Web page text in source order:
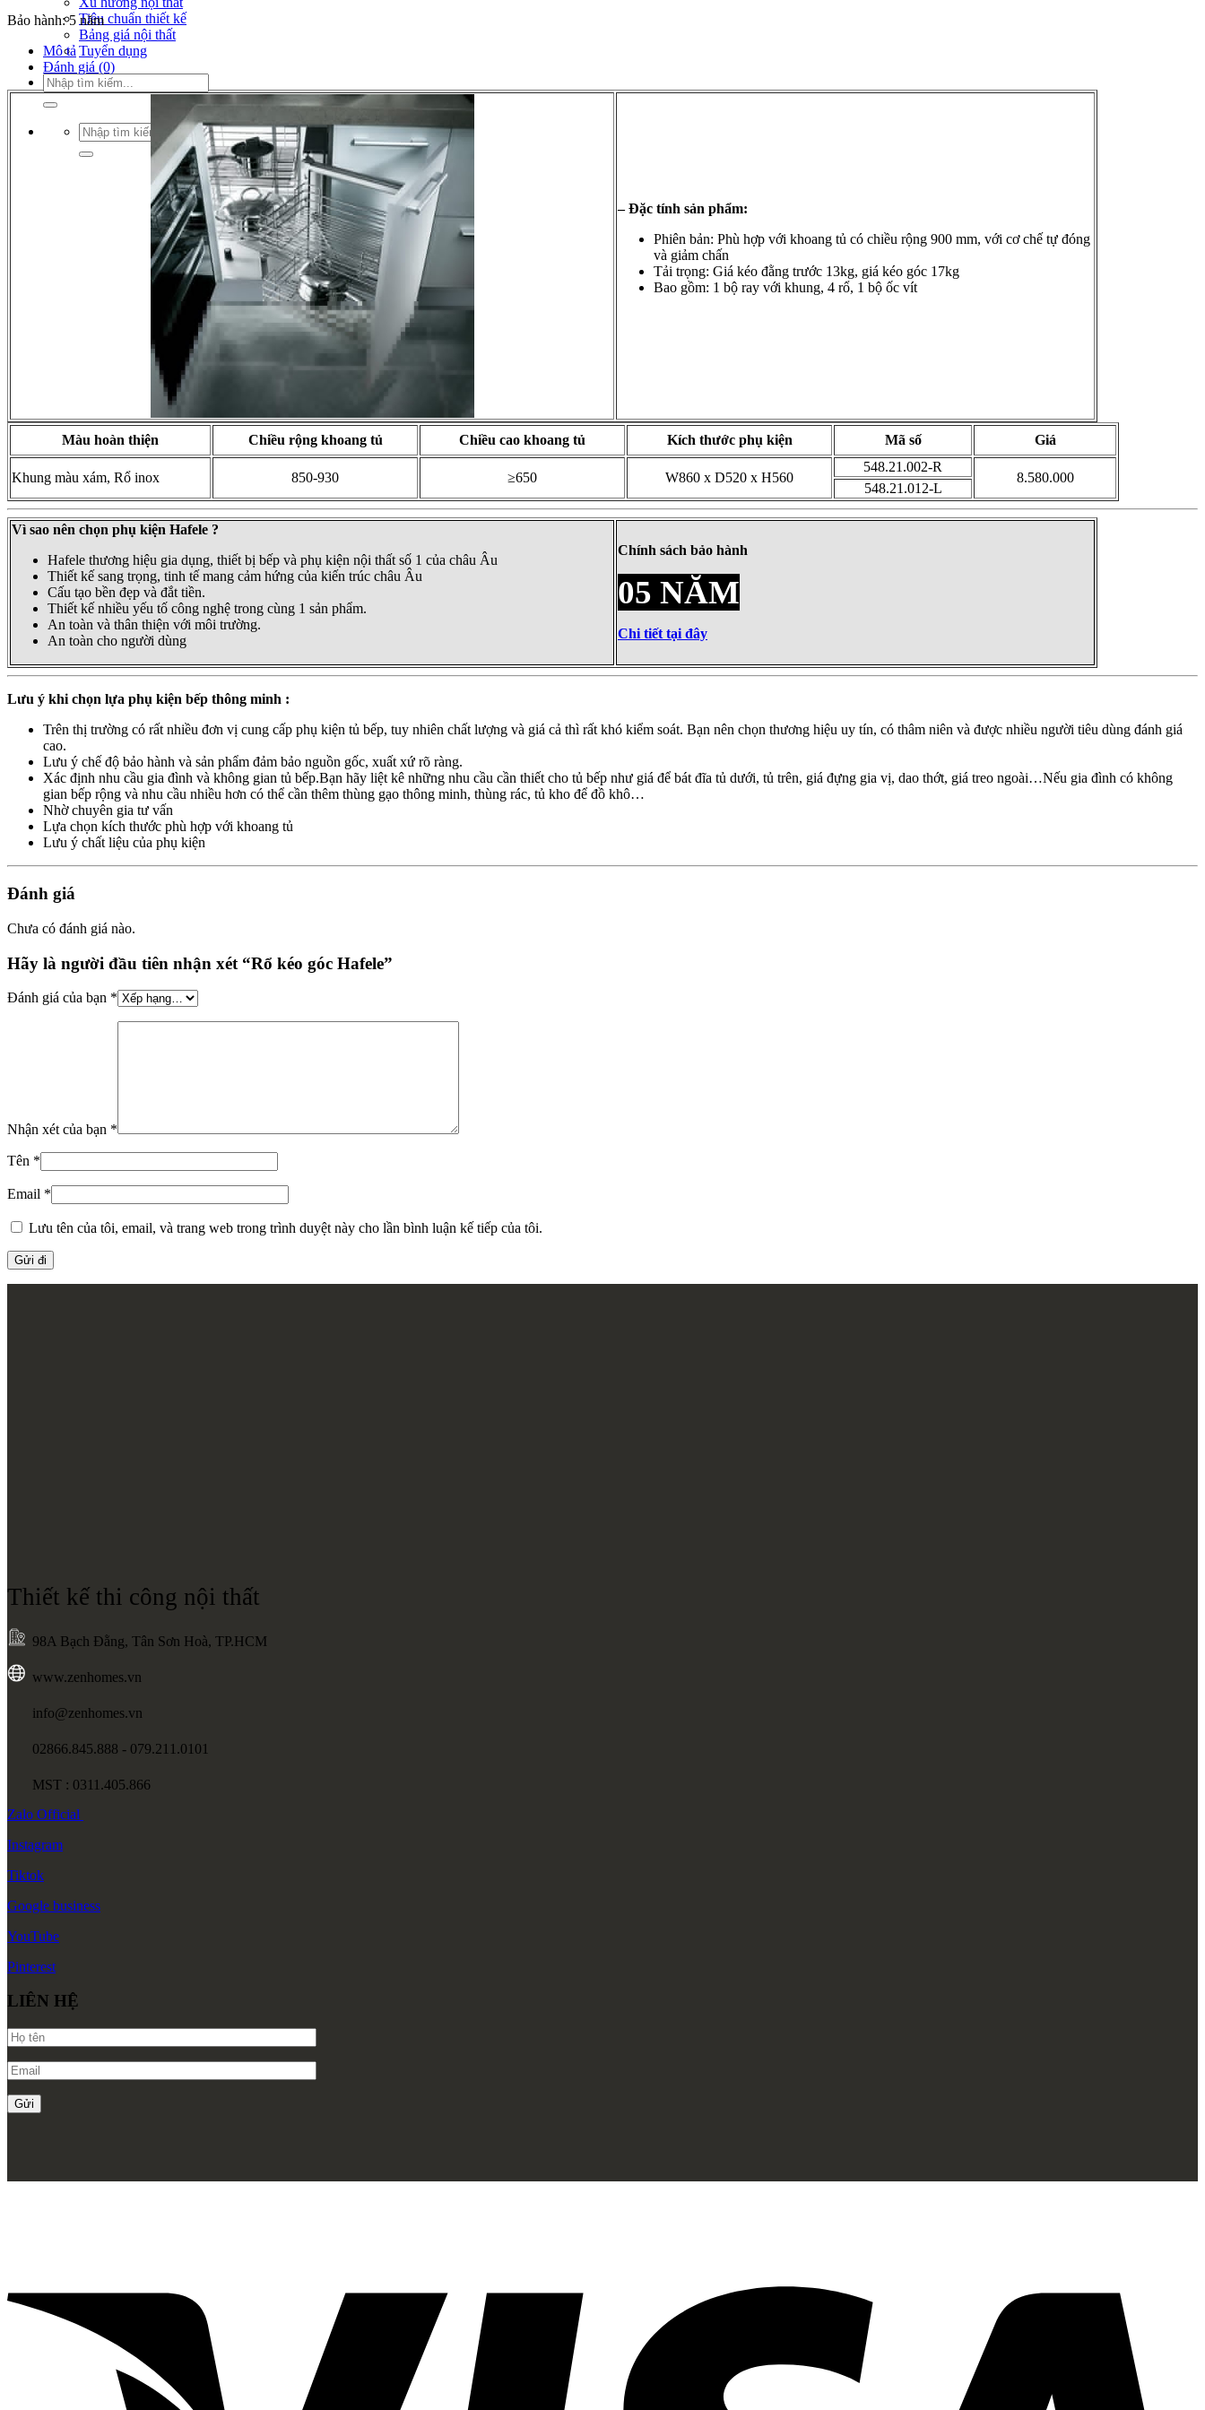
Tiêu chuẩn thiết kế
Bảng giá nội thất
Tuyển dụng
Tìm
kiếm:
Tìm
kiếm:
Bảo hành: 5 năm
Mô tả
Đánh giá (0)
– Đặc tính sản phẩm:
Phiên bản: Phù hợp với khoang tủ có chiều rộng 900 mm, với cơ chế tự đóng
và giảm chấn
Tải trọng: Giá kéo đằng trước 13kg, giá kéo góc 17kg
Bao gồm: 1 bộ ray với khung, 4 rổ, 1 bộ ốc vít
Màu hoàn thiện Chiều rộng khoang tủ Chiều cao khoang tủ Kích thước phụ kiện Mã số Giá
Khung màu xám, Rổ inox 850-930 ≥650 W860 x D520 x H560
548.21.002-R
8.580.000
548.21.012-L
Vì sao nên chọn phụ kiện Hafele ?
Hafele thương hiệu gia dụng, thiết bị bếp và phụ kiện nội thất số 1 của châu Âu
Thiết kế sang trọng, tinh tế mang cảm hứng của kiến trúc châu Âu
Cấu tạo bền đẹp và đắt tiền.
Thiết kế nhiều yếu tố công nghệ trong cùng 1 sản phẩm.
An toàn và thân thiện với môi trường.
An toàn cho người dùng
Chính sách bảo hành
05 NĂM
Chi tiết tại đây
Lưu ý khi chọn lựa phụ kiện bếp thông minh :
Trên thị trường có rất nhiều đơn vị cung cấp phụ kiện tủ bếp, tuy nhiên chất lượng và giá cả thì rất khó kiểm soát. Bạn nên chọn thương hiệu uy tín, có thâm niên và được nhiều người tiêu dùng đánh giá
cao.
Lưu ý chế độ bảo hành và sản phẩm đảm bảo nguồn gốc, xuất xứ rõ ràng.
Xác định nhu cầu gia đình và không gian tủ bếp.Bạn hãy liệt kê những nhu cầu cần thiết cho tủ bếp như giá để bát đĩa tủ dưới, tủ trên, giá đựng gia vị, dao thớt, giá treo ngoài…Nếu gia đình có không
gian bếp rộng và nhu cầu nhiều hơn có thể cần thêm thùng gạo thông minh, thùng rác, tủ kho để đồ khô…
Nhờ chuyên gia tư vấn
Lựa chọn kích thước phù hợp với khoang tủ
Lưu ý chất liệu của phụ kiện
Đánh giá
Chưa có đánh giá nào.
Hãy là người đầu tiên nhận xét “Rổ kéo góc Hafele”
Đánh giá của bạn *
Nhận xét của bạn *
Tên *
Email *
Lưu tên của tôi, email, và trang web trong trình duyệt này cho lần bình luận kế tiếp của tôi.
Thiết kế thi công nội thất
98A Bạch Đằng, Tân Sơn Hoà, TP.HCM
www.zenhomes.vn
info@zenhomes.vn
02866.845.888 - 079.211.0101
MST : 0311.405.866
Zalo Official
Instagram
Tiktok
Google business
YouTube
Pinterest
LIÊN HỆ